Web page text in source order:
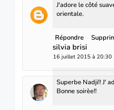
J'adore le côté
orientale.
Répondre
silvia brisi
16 juillet 2015 à 20:30
Superbe Nadji!! J'
Bonne soirèe!!